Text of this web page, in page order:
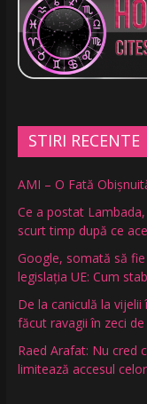
STIRI RECENTE
AMI – O Fată
Ce a postat
scurt timp după ce
Google, somată să
legislația UE: Cum
De la caniculă la
făcut ravagii în zeci
Raed Arafat: Nu cred
limitează accesul